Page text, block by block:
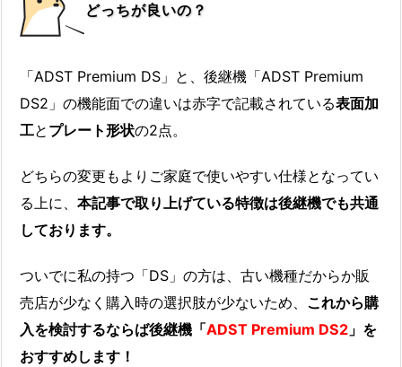
どっちが良いの？
「ADST Premium DS」と、後継機「ADST Premium
DS2」の機能面での違いは赤字で記載されている表面加
工と プレート形状の2点。
どちらの変更もよりご家庭で使いやすい仕様となってい
る上に、 本記事で取り上げている特徴は後継機でも共通
しております。
ついでに私の持つ「DS」の方は、古い機種だからか販
売店が少なく購入時の選択肢が少ないため、 これから購
入を検討するならば後継機「ADST Premium DS2 」を
おすすめします！